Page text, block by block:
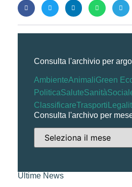
Consulta l'archivio per
AmbienteAnimaliGreen
PoliticaSaluteSanità
ClassificareTrasporti
Consulta l'archivo per
Ultime News